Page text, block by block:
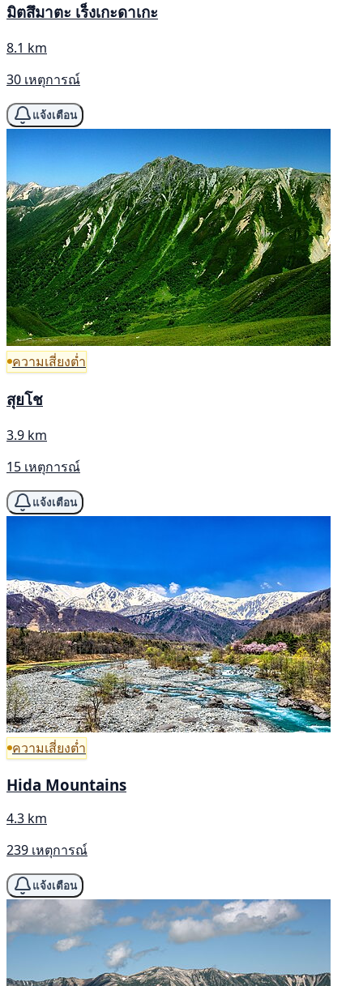
มิตสึมาตะ เร็งเกะดาเกะ
8.1 km
30 เหตุการณ์
แจ้งเตือน
ความเสี่ยงต่ำ
สุยโช
3.9 km
15 เหตุการณ์
แจ้งเตือน
ความเสี่ยงต่ำ
Hida Mountains
4.3 km
239 เหตุการณ์
แจ้งเตือน